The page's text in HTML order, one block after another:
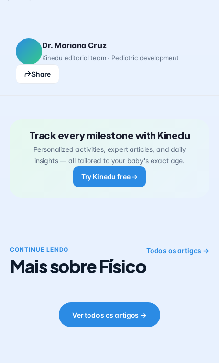
Dr. Mariana Cruz
Kinedu editorial team · Pediatric development
Share
Track every milestone with Kinedu
Personalized activities, expert articles, and daily
insights — all tailored to your baby's exact age.
Try Kinedu free →
CONTINUE LENDO
Mais sobre Físico
Todos os artigos →
Ver todos os artigos →